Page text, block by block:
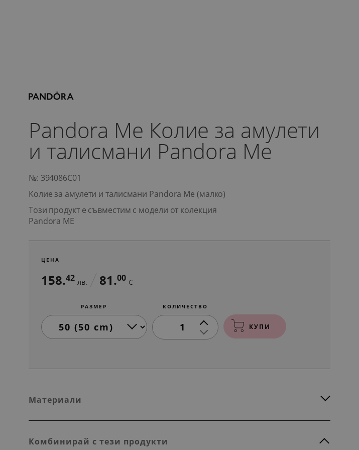
Pandora Me Колие за амулети
и талисмани Pandora Me
№: 394086C01
Колие за амулети и талисмани Pandora Me (малко)
Този продукт е съвместим с модели от колекция
Pandora ME
ЦЕНА
158.42 лв. 81.00 €
РАЗМЕР КОЛИЧЕСТВО
1 КУПИ
Материали
Комбинирай с тези продукти